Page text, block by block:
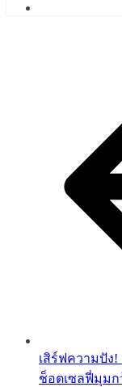
เสิร์ฟความปัง!
ช็อตเซลฟี่มุมก